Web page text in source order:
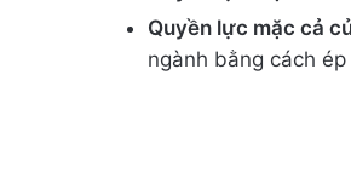
Quyền lực mặc cả
ngành bằng cách